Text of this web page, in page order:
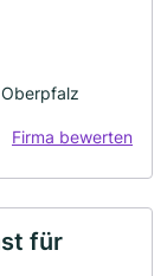
Firma bewerten
für